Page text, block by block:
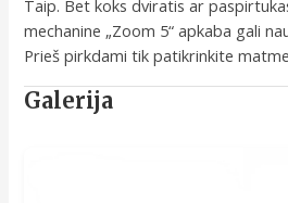
Taip. Bet koks dviratis ar
mechanine „Zoom 5“ apkaba gali
Prieš pirkdami tik patikrinkite
Galerija